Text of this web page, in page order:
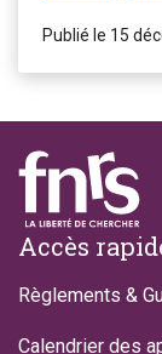
Publié le 15
Footer
Accès
Règlements &
Calendrier des